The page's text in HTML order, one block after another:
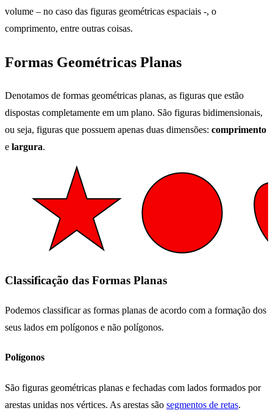
volume – no caso das figuras geométricas espaciais -, o
comprimento, entre outras coisas.
Formas Geométricas Planas
Denotamos de formas geométricas planas, as figuras que estão
dispostas completamente em um plano. São figuras bidimensionais,
ou seja, figuras que possuem apenas duas dimensões: comprimento
e largura.
Classificação das Formas Planas
Podemos classificar as formas planas de acordo com a formação dos
seus lados em polígonos e não polígonos.
Polígonos
São figuras geométricas planas e fechadas com lados formados por
arestas unidas nos vértices. As arestas são segmentos de retas.